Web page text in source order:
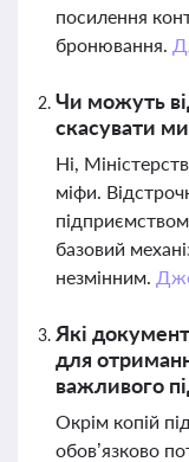
посилення
бронювання.
Чи можуть
скасувати
Ні,
міфи.
базовий
незмінним.
Які
для
важливого
Окрім копій
обов’язково